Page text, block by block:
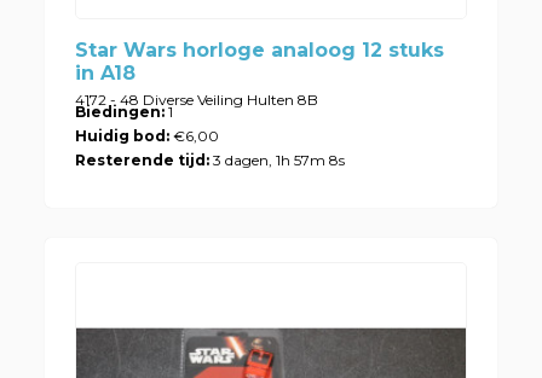
Star Wars horloge analoog 12 stuks
in A18
4172 - 48 Diverse Veiling Hulten 8B
Biedingen: 1
Huidig bod: €6,00
Resterende tijd: 3 dagen, 1h 57m 8s